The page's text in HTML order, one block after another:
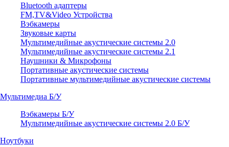
Bluetooth адаптеры
FM,TV&Video Устройства
Вэбкамеры
Звуковые карты
Мультимедийные акустические системы 2.0
Мультимедийные акустические системы 2.1
Наушники & Микрофоны
Портативные акустические системы
Портативные мультимедийные акустические системы
Мультимедиа Б/У
Вэбкамеры Б/У
Мультимедийные акустические системы 2.0 Б/У
Ноутбуки